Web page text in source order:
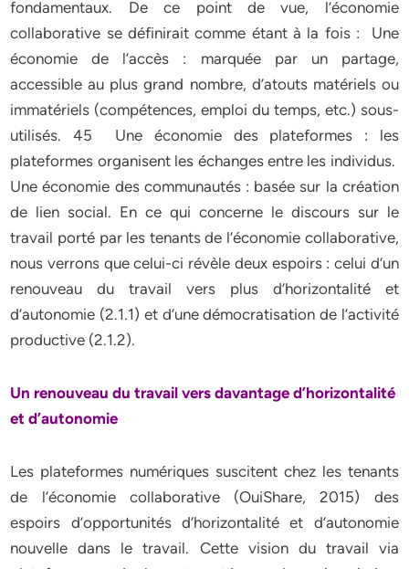
fondamentaux. De ce point de vue, l’économie
collaborative se définirait comme étant à la fois : Une
économie de l’accès : marquée par un partage,
accessible au plus grand nombre, d’atouts matériels ou
immatériels (compétences, emploi du temps, etc.) sous-
utilisés. 45 Une économie des plateformes : les
plateformes organisent les échanges entre les individus.
Une économie des communautés : basée sur la création
de lien social. En ce qui concerne le discours sur le
travail porté par les tenants de l’économie collaborative,
nous verrons que celui-ci révèle deux espoirs : celui d’un
renouveau du travail vers plus d’horizontalité et
d’autonomie (2.1.1) et d’une démocratisation de l’activité
productive (2.1.2).
Un renouveau du travail vers davantage d’horizontalité
et d’autonomie
Les plateformes numériques suscitent chez les tenants
de l’économie collaborative (OuiShare, 2015) des
espoirs d’opportunités d’horizontalité et d’autonomie
nouvelle dans le travail. Cette vision du travail via